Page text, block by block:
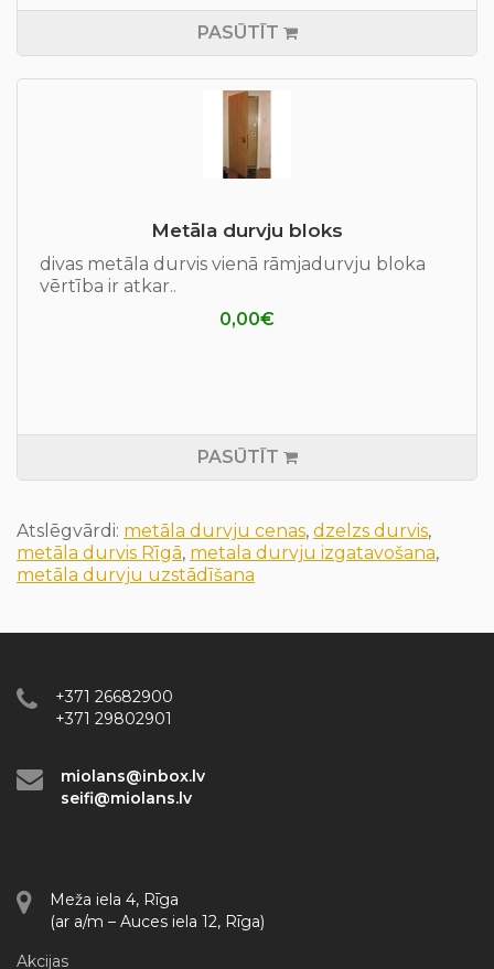
PASŪTĪT
Metāla durvju bloks
divas metāla durvis vienā rāmjadurvju bloka
vērtība ir atkar..
0,00€
PASŪTĪT
Atslēgvārdi: metāla durvju cenas, dzelzs durvis,
metāla durvis Rīgā, metala durvju izgatavošana,
metāla durvju uzstādīšana
+371 26682900
+371 29802901
miolans@inbox.lv
seifi@miolans.lv
Meža iela 4, Rīga
(ar a/m – Auces iela 12, Rīga)
Akcijas